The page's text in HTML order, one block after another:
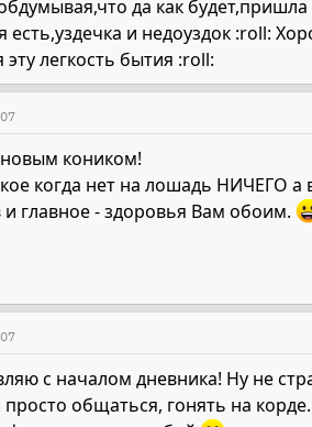
да как
есть,уздечка и недоуздок :roll:
легкость бытия :roll:
коником!
когда нет на лошадь НИЧЕГО
и главное - здоровья Вам обоим.
с началом дневника! Ну не
просто общаться, гонять на